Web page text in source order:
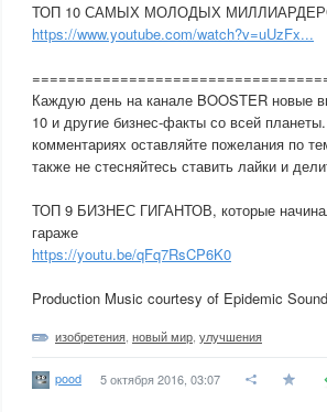
ТОП 10 САМЫХ МОЛОДЫХ
https://www.youtube.com/watch?v=uUzFx...
Каждую день на канале BOOSTER новые
10 и другие бизнес-факты со всей
комментариях оставляйте пожелания по
также не стесняйтесь ставить лайки и
ТОП 9 БИЗНЕС ГИГАНТОВ, которые
гараже
https://youtu.be/qFq7RsCP6K0
Production Music courtesy of Epidemic
изобретения новый мир улучшения
pood 5 октября 2016, 03:07